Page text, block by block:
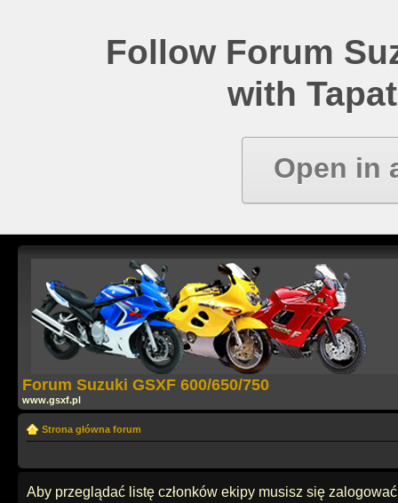
Follow Forum
with
Open in
Forum Suzuki GSXF 600/650/750
www.gsxf.pl
Strona główna forum
Aby przeglądać listę członków ekipy musisz się